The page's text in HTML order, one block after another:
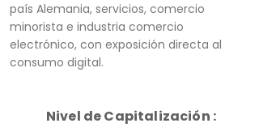
país Alemania, servicios, comercio
minorista e industria comercio
electrónico, con exposición directa al
consumo digital.
Nivel de Capitalización :